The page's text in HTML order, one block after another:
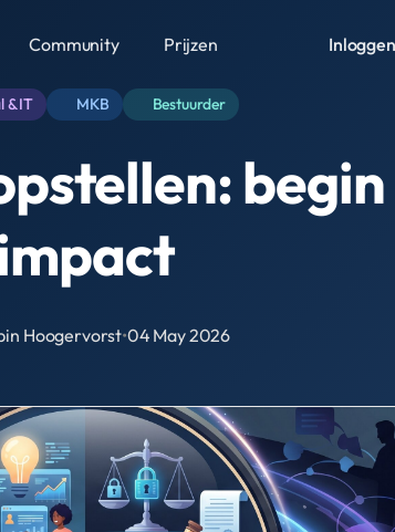
Community Prijzen Inloggen
& IT MKB Bestuurder
Hoogervorst•04 May 2026